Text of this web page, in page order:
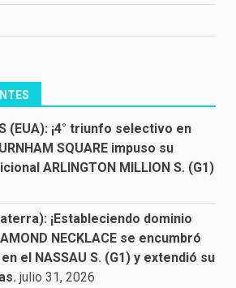
(EUA): ¡4° triunfo selectivo en
SQUARE impuso su
ARLINGTON MILLION S. (G1)
¡Estableciendo dominio
NECKLACE se encumbró
el NASSAU S. (G1) y extendió su
julio 31, 2026